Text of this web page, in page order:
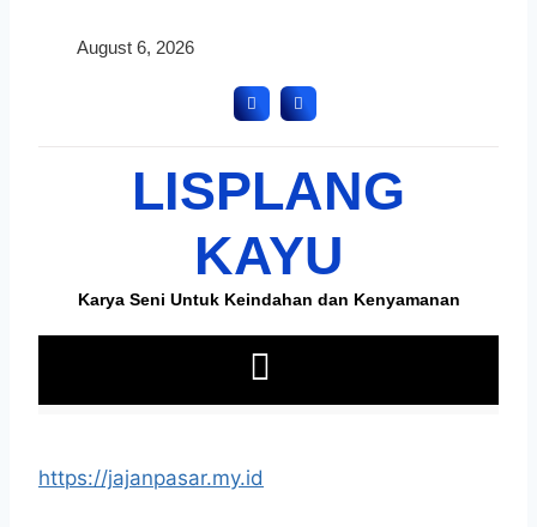
https://jajanpasar.my.id